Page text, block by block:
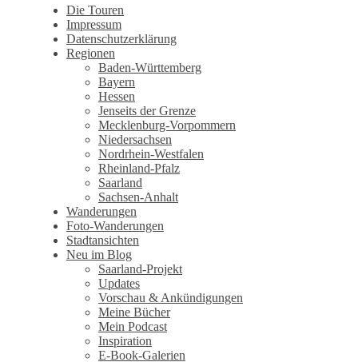
Wandertagebuch von Torsten
Wirschum
Die Touren
Impressum
Datenschutzerklärung
Regionen
Baden-Württemberg
Bayern
Hessen
Jenseits der Grenze
Mecklenburg-Vorpommern
Niedersachsen
Nordrhein-Westfalen
Rheinland-Pfalz
Saarland
Sachsen-Anhalt
Wanderungen
Foto-Wanderungen
Stadtansichten
Neu im Blog
Saarland-Projekt
Updates
Vorschau & Ankündigungen
Meine Bücher
Mein Podcast
Inspiration
E-Book-Galerien